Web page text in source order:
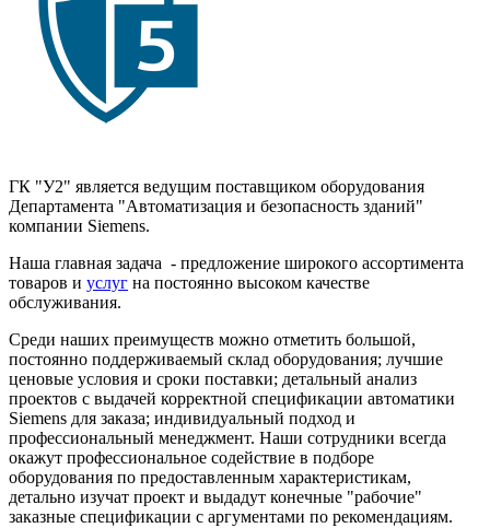
ГК "У2" является ведущим поставщиком оборудования
Департамента "Автоматизация и безопасность зданий"
компании Siemens.
Наша главная задача - предложение широкого ассортимента
товаров и услуг на постоянно высоком качестве
обслуживания.
Среди наших преимуществ можно отметить большой,
постоянно поддерживаемый склад оборудования; лучшие
ценовые условия и сроки поставки; детальный анализ
проектов с выдачей корректной спецификации автоматики
Siemens для заказа; индивидуальный подход и
профессиональный менеджмент. Наши сотрудники всегда
окажут профессиональное содействие в подборе
оборудования по предоставленным характеристикам,
детально изучат проект и выдадут конечные "рабочие"
заказные спецификации с аргументами по рекомендациям.